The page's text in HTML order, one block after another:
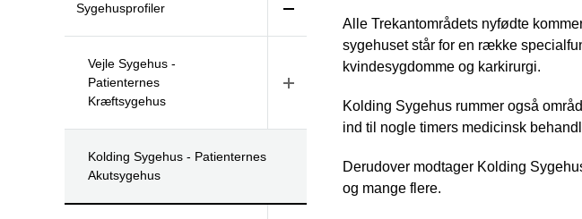
Sygehusprofiler
Vejle Sygehus -
Patienternes
Kræftsygehus
Kolding Sygehus - Patienternes
Akutsygehus
Alle Trekantområdets nyfødte
sygehuset står for en række
kvindesygdomme og karkirurgi.
Kolding Sygehus rummer også
ind til nogle timers medicinsk
Derudover modtager Kolding
og mange flere.